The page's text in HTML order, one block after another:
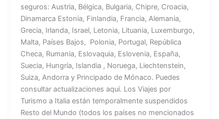
seguros: Austria, Bélgica, Bulgaria, Chipre, Croacia,
Dinamarca Estonia, Finlandia, Francia, Alemania,
Grecia, Irlanda, Israel, Letonia, Lituania, Luxemburgo,
Malta, Países Bajos, Polonia, Portugal, República
Checa, Rumania, Eslovaquia, Eslovenia, España,
Suecia, Hungría, Islandia , Noruega, Liechtenstein,
Suiza, Andorra y Principado de Mónaco. Puedes
consultar actualizaciones aquí. Los Viajes por
Turismo a Italia están temporalmente suspendidos
Resto del Mundo (todos los países no mencionados